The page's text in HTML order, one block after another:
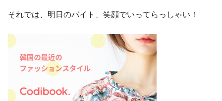
それでは、明日のバイト、笑顔でいってらっしゃい！